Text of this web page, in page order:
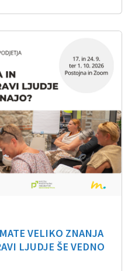
VELIKO ZNANJA
LJUDJE ŠE VEDNO